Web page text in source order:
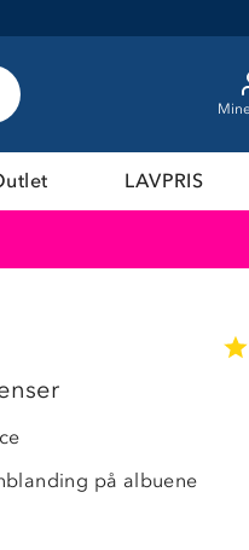
LAVPRIS
på albuene